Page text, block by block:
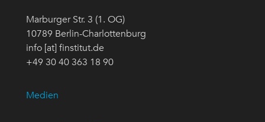
Marburger Str. 3 (1. OG)
10789 Berlin-Charlottenburg
info [at] finstitut.de
+49 30 40 363 18 90
Medien